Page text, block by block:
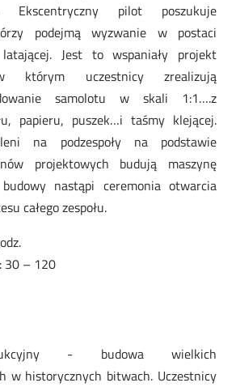
Ekscentryczny pilot poszukuje
podejmą wyzwanie w postaci
Jest to wspaniały projekt
którym uczestnicy zrealizują
samolotu w skali 1:1….z
papieru, puszek…i taśmy klejącej.
na podzespoły na podstawie
projektowych budują maszynę
nastąpi ceremonia otwarcia
całego zespołu.
30 – 120
- budowa wielkich
w historycznych bitwach. Uczestnicy